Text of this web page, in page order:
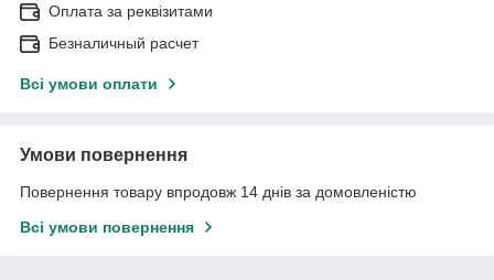
Оплата за реквізитами
Безналичный расчет
Всі умови оплати
Умови повернення
Повернення товару впродовж 14 днів за домовленістю
Всі умови повернення